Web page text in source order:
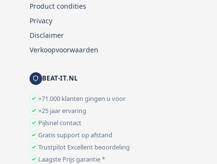
Product condities
Privacy
Disclaimer
Verkoopvoorwaarden
BEAT-IT.NL
+71.000 klanten gingen u voor
+25 jaar ervaring
Pijlsnel contact
Gratis support op afstand
Trustpilot Excellent beoordeling
Laagste Prijs garantie *